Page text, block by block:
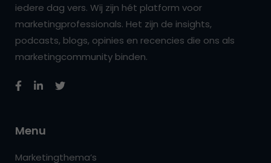
iedere dag vers. Wij zijn hét platform voor
marketingprofessionals. Het zijn de insights,
podcasts, blogs, opinies en recencies die ons als
marketingcommunity binden.
Menu
Marketingthema’s